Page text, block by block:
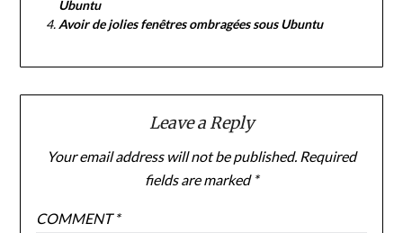
Ubuntu
Avoir de jolies fenêtres ombragées sous Ubuntu
Leave a Reply
Your email address will not be published. Required
fields are marked *
COMMENT*